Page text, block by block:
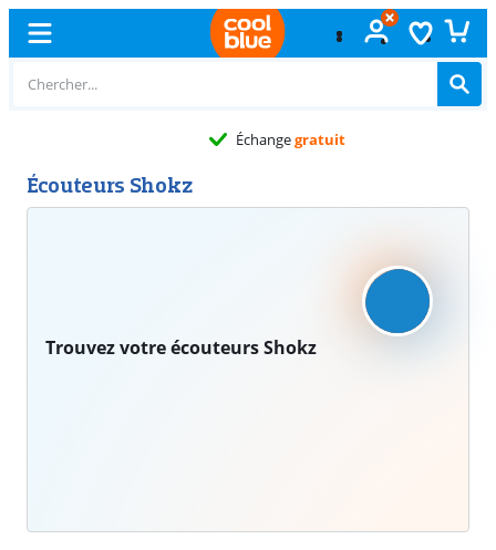
Échangegratuit
Écouteurs Shokz
Trouvez votre écouteurs Shokz